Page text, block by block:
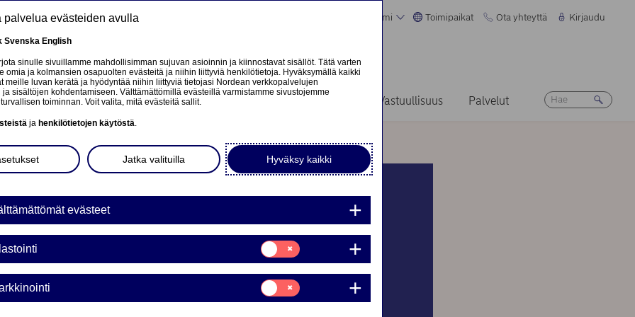
Suomi Toimipaikat Ota yhteyttä Kirjaudu
Tietoa meistä Sijoittajat Uutiset & analyysit Vastuullisuus Palvelut
Valuuttamarkkinat
5 vinkkiä valuutoista
kilpailukykyiseen
palvelua evästeiden avulla
Svenska English
sinulle sivuillamme mahdollisimman sujuvan asioinnin ja kiinnostavat sisällöt. Tätä varten
omia ja kolmansien osapuolten evästeitä ja niihin liittyviä henkilötietoja. Hyväksymällä kaikki
meille luvan kerätä ja hyödyntää niihin liittyviä tietojasi Nordean verkkopalvelujen
ja sisältöjen kohdentamiseen. Välttämättömillä evästeillä varmistamme sivustojemme
toiminnan. Voit valita, mitä evästeitä sallit.
ja henkilötietojen käytöstä.
Hyväksy kaikki
Jatka valituilla
evästeet
Suostumusvalinta:
Tilastointi
Suostumusvalinta:
Markkinointi